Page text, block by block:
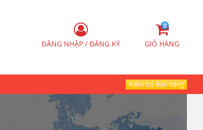
ĐĂNG NHẬP / ĐĂNG KÝ
0
GIỎ HÀNG
Kiểm tra đơn hàng